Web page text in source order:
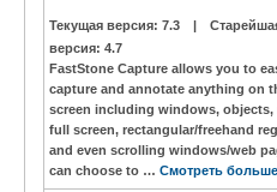
Текущая версия: 7.3 |
версия: 4.7
FastStone Capture allows you to
capture and annotate anything on
screen including windows, objects,
full screen, rectangular/freehand
and even scrolling windows/web
can choose to … Смотреть